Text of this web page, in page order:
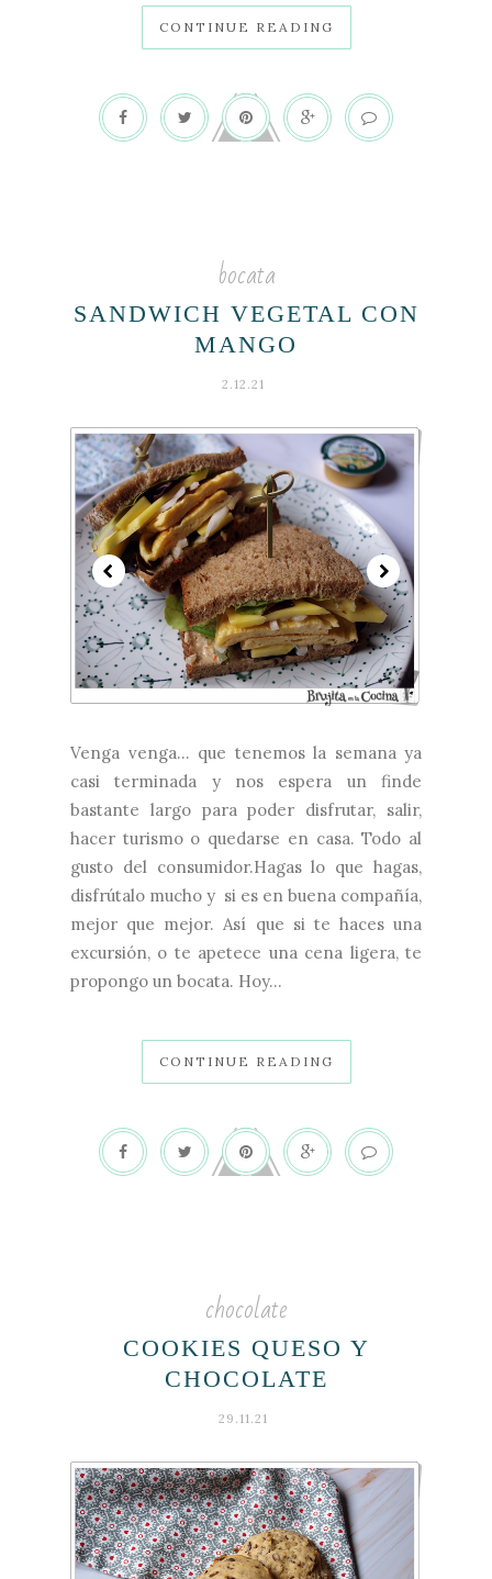
CONTINUE READING
bocata
SANDWICH VEGETAL CON
MANGO
2.12.21
Venga venga... que tenemos la semana ya
casi terminada y nos espera un finde
bastante largo para poder disfrutar, salir,
hacer turismo o quedarse en casa. Todo al
gusto del consumidor.Hagas lo que hagas,
disfrútalo mucho y si es en buena compañía,
mejor que mejor. Así que si te haces una
excursión, o te apetece una cena ligera, te
propongo un bocata. Hoy...
CONTINUE READING
chocolate
COOKIES QUESO Y
CHOCOLATE
29.11.21